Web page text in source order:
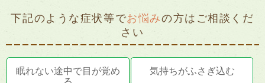
下記のような症状等でお悩みの方はご相談くだ
さい
眠れない途中で目が覚め
気持ちがふさぎ込む